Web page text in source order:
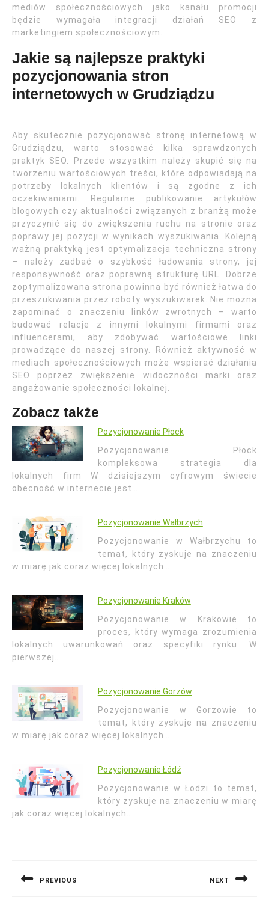
mediów społecznościowych jako kanału promocji
będzie wymagała integracji działań SEO z
marketingiem społecznościowym.
Jakie są najlepsze praktyki
pozycjonowania stron
internetowych w Grudziądzu
Aby skutecznie pozycjonować stronę internetową w
Grudziądzu, warto stosować kilka sprawdzonych
praktyk SEO. Przede wszystkim należy skupić się na
tworzeniu wartościowych treści, które odpowiadają na
potrzeby lokalnych klientów i są zgodne z ich
oczekiwaniami. Regularne publikowanie artykułów
blogowych czy aktualności związanych z branżą może
przyczynić się do zwiększenia ruchu na stronie oraz
poprawy jej pozycji w wynikach wyszukiwania. Kolejną
ważną praktyką jest optymalizacja techniczna strony
– należy zadbać o szybkość ładowania strony, jej
responsywność oraz poprawną strukturę URL. Dobrze
zoptymalizowana strona powinna być również łatwa do
przeszukiwania przez roboty wyszukiwarek. Nie można
zapominać o znaczeniu linków zwrotnych – warto
budować relacje z innymi lokalnymi firmami oraz
influencerami, aby zdobywać wartościowe linki
prowadzące do naszej strony. Również aktywność w
mediach społecznościowych może wspierać działania
SEO poprzez zwiększenie widoczności marki oraz
angażowanie społeczności lokalnej.
Zobacz także
Pozycjonowanie Płock
Pozycjonowanie Płock
kompleksowa strategia dla
lokalnych firm W dzisiejszym cyfrowym świecie
obecność w internecie jest…
Pozycjonowanie Wałbrzych
Pozycjonowanie w Wałbrzychu to
temat, który zyskuje na znaczeniu
w miarę jak coraz więcej lokalnych…
Pozycjonowanie Kraków
Pozycjonowanie w Krakowie to
proces, który wymaga zrozumienia
lokalnych uwarunkowań oraz specyfiki rynku. W
pierwszej…
Pozycjonowanie Gorzów
Pozycjonowanie w Gorzowie to
temat, który zyskuje na znaczeniu
w miarę jak coraz więcej lokalnych…
Pozycjonowanie Łódź
Pozycjonowanie w Łodzi to temat,
który zyskuje na znaczeniu w miarę
jak coraz więcej lokalnych…
PREVIOUS NEXT